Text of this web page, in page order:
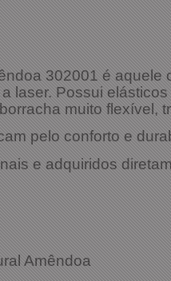
302001 é
laser. Possui
muito flexível,
pelo conforto e
e adquiridos
Natural